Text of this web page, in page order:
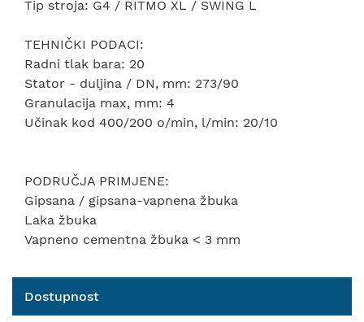
Tip stroja: G4 / RITMO XL / SWING L
TEHNIČKI PODACI:
Radni tlak bara: 20
Stator - duljina / DN, mm: 273/90
Granulacija max, mm: 4
Učinak kod 400/200 o/min, l/min: 20/10
PODRUČJA PRIMJENE:
Gipsana / gipsana-vapnena žbuka
Laka žbuka
Vapneno cementna žbuka < 3 mm
Dostupnost